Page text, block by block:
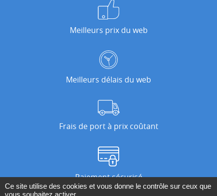
Meilleurs prix du web
Meilleurs délais du web
Frais de port à prix coûtant
Paiement sécurisé
Ce site utilise des cookies et vous donne le contrôle sur ceux que
vous souhaitez activer